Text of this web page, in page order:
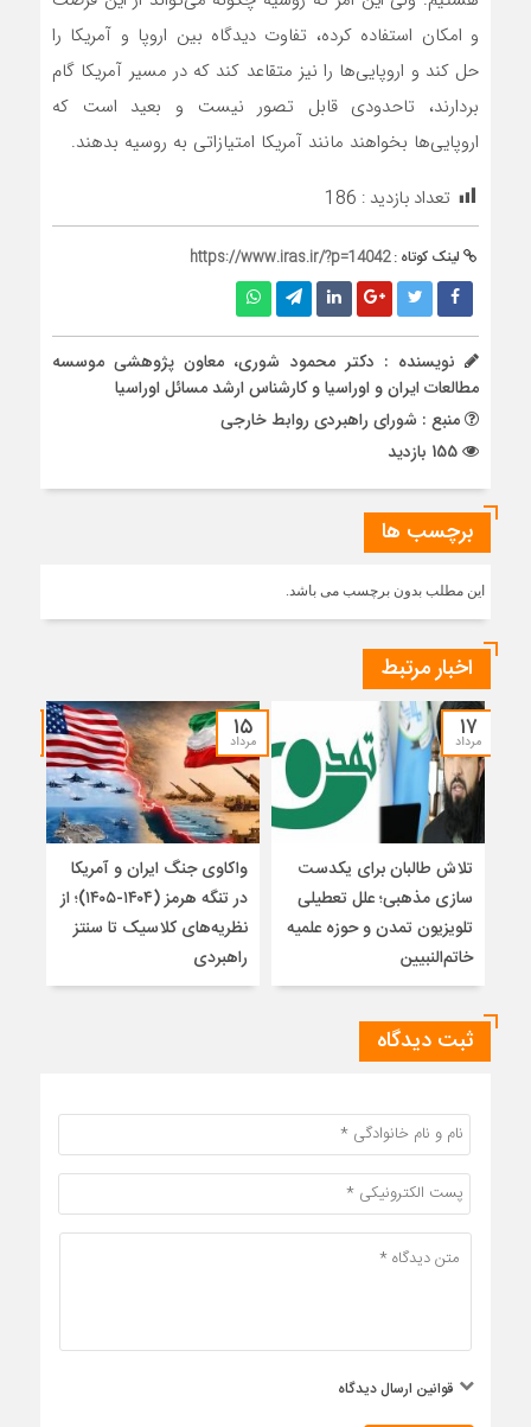
و امکان استفاده کرده، تفاوت دیدگاه بین اروپا و آمریکا را
حل کند و اروپایی‌ها را نیز متقاعد کند که در مسیر آمریکا گام
بردارند، تاحدودی قابل تصور نیست و بعید است که
اروپایی‌ها بخواهند مانند آمریکا امتیازاتی به روسیه بدهند.
تعداد بازدید : 186
لینک کوتاه :https://www.iras.ir/?p=14042
نویسنده : دکتر محمود شوری، معاون پژوهشی موسسه
مطالعات ایران و اوراسیا و کارشناس ارشد مسائل اوراسیا
منبع : شورای راهبردی روابط خارجی
برچسب ها
این مطلب بدون برچسب می باشد.
اخبار مرتبط
۱۷
مرداد
تلاش طالبان برای یکدست
سازی مذهبی؛ علل تعطیلی
تلویزیون تمدن و حوزه علمیه
خاتم‌النبیین
۱۵
مرداد
واکاوی جنگ ایران و آمریکا
در تنگه هرمز (۱۴۰۴-۱۴۰۵)؛ از
نظریه‌های کلاسیک تا سنتز
راهبردی
ثبت دیدگاه
قوانین ارسال دیدگاه